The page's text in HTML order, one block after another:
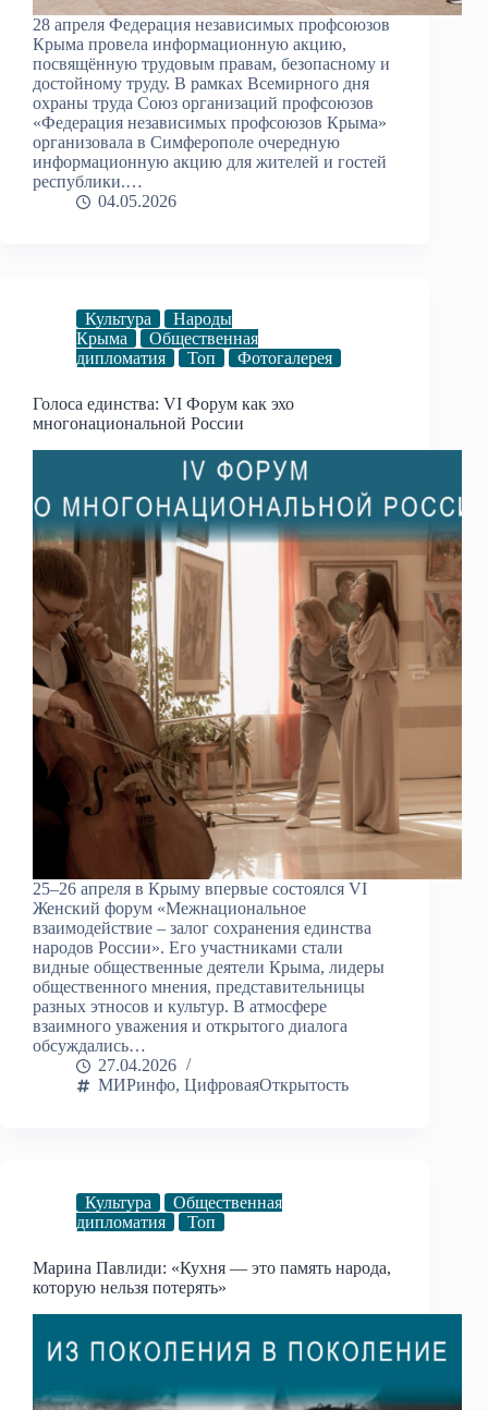
28 апреля Федерация независимых профсоюзов
Крыма провела информационную акцию,
посвящённую трудовым правам, безопасному и
достойному труду. В рамках Всемирного дня
охраны труда Союз организаций профсоюзов
«Федерация независимых профсоюзов Крыма»
организовала в Симферополе очередную
информационную акцию для жителей и гостей
республики.…
04.05.2026
Культура
Народы
Крыма
Общественная
дипломатия
Топ Фотогалерея
Голоса единства: VI Форум как эхо
многонациональной России
25–26 апреля в Крыму впервые состоялся VI
Женский форум «Межнациональное
взаимодействие – залог сохранения единства
народов России». Его участниками стали
видные общественные деятели Крыма, лидеры
общественного мнения, представительницы
разных этносов и культур. В атмосфере
взаимного уважения и открытого диалога
обсуждались…
27.04.2026
МИРинфо, ЦифроваяОткрытость
Культура
Общественная
дипломатия
Топ
Марина Павлиди: «Кухня — это память народа,
которую нельзя потерять»